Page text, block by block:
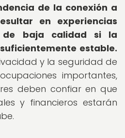
de la conexión a
en experiencias
de baja calidad si la
estable.
y la seguridad de
importantes,
deben confiar en que
y financieros estarán